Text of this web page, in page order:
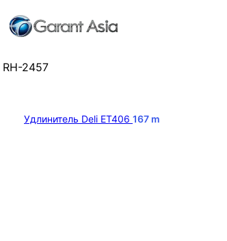
2457
Удлинитель Deli ET406 167 m